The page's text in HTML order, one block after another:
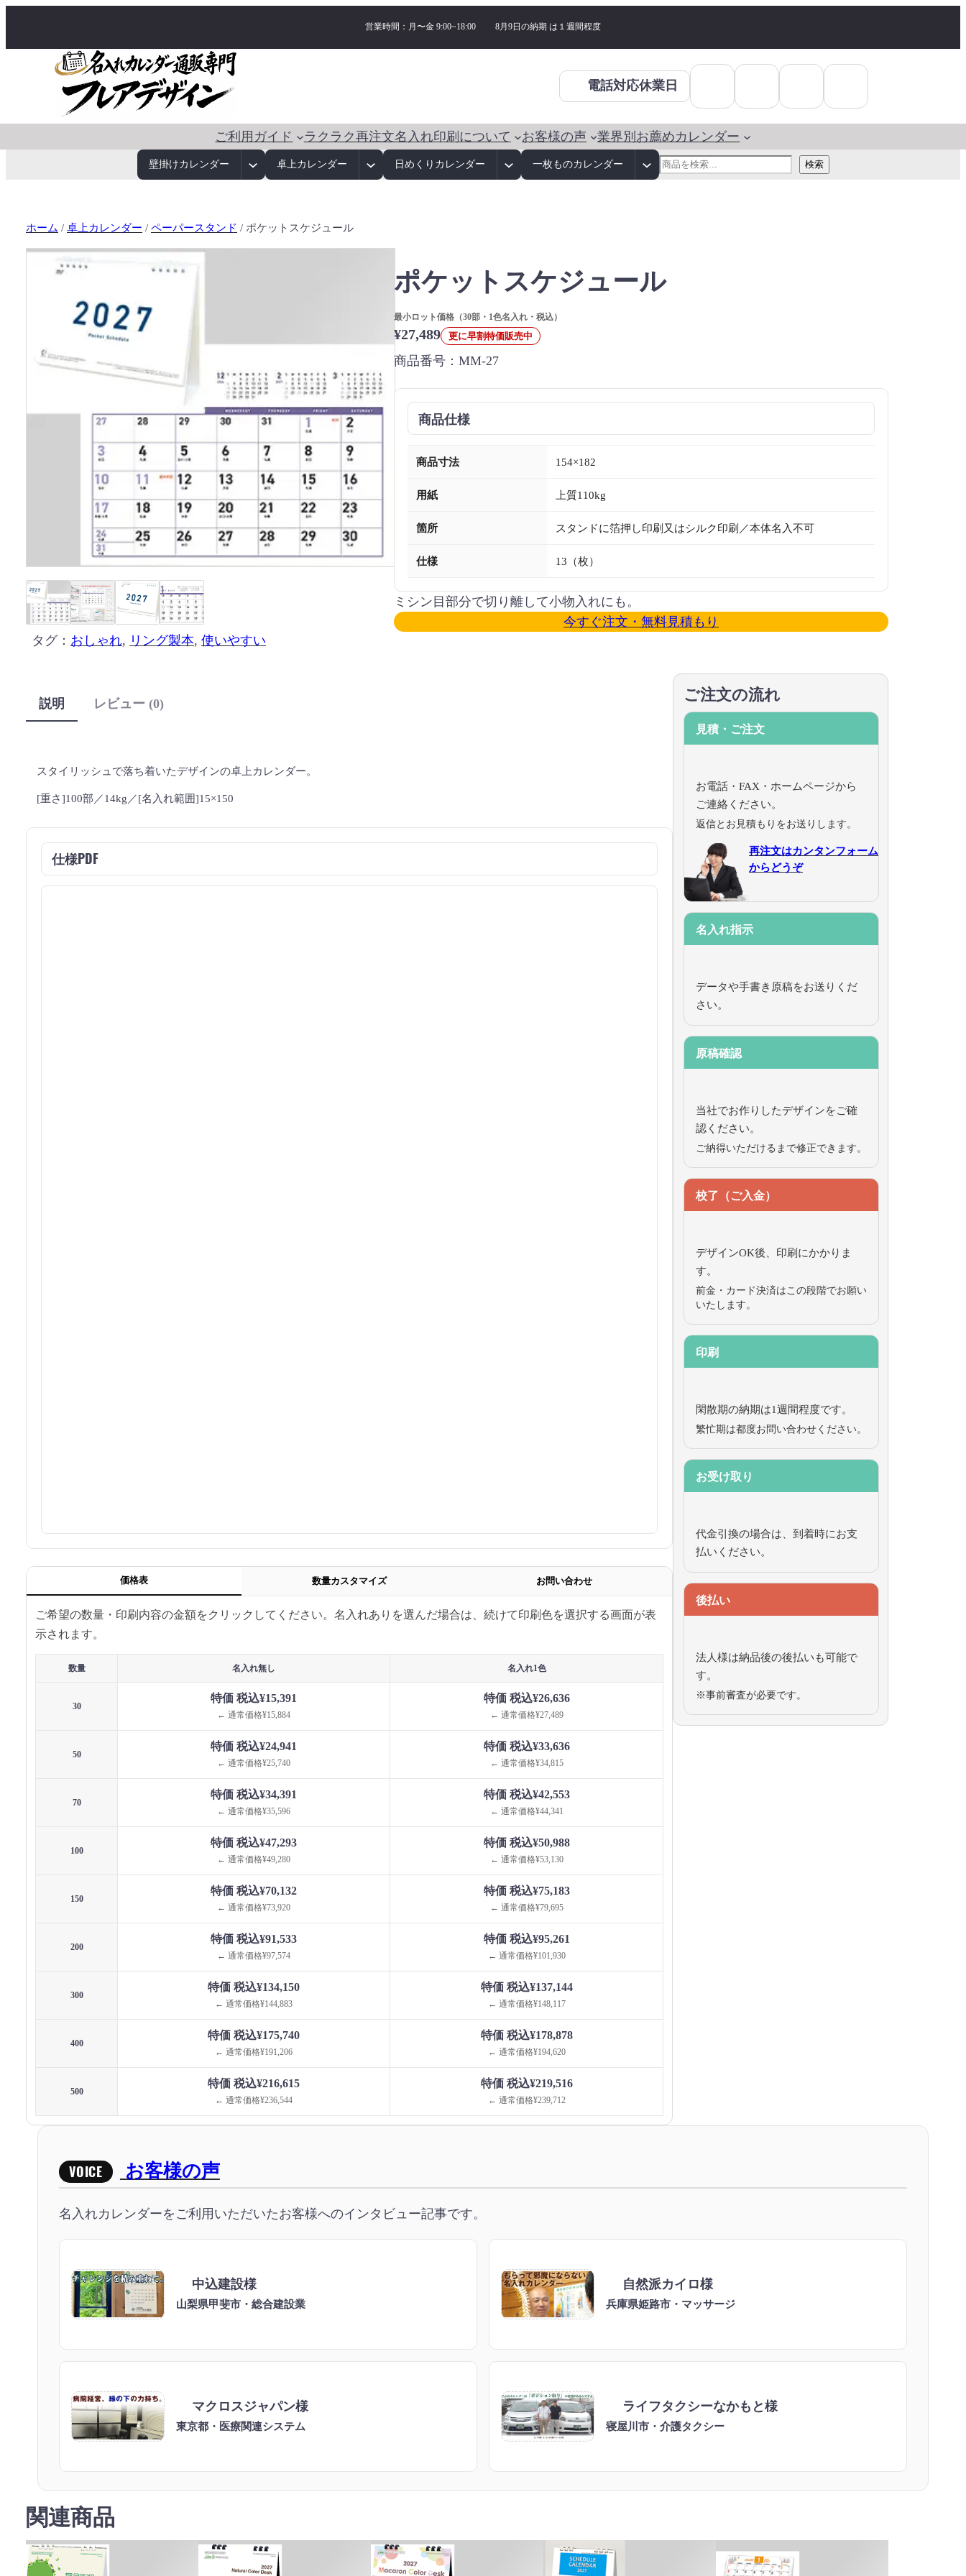
営業時間：月〜金 9:00~18:00 8月9日の納期 は １週間程度
電話対応休業日
ご利用ガイド ラクラク再注文名入れ印刷について お客様の声 業界別お薦めカレンダー
壁掛けカレンダー 卓上カレンダー 日めくりカレンダー 一枚ものカレンダー
検
検索
ホーム / 卓上カレンダー / ペーパースタンド / ポケットスケジュール
タグ： おしゃれ, リング製本, 使いやすい
ポケットスケジュール
最小ロット価格（30部・1色名入れ・税込）
¥27,489 更に早割特価販売中
商品番号： MM-27
商品仕様
商品寸法 154×182
用紙 上質110kg
箇所 スタンドに箔押し印刷又はシルク印刷／本体名入不可
仕様 13（枚）
ミシン目部分で切り離して小物入れにも。
今すぐ注文・無料見積もり
説明 レビュー (0)
スタイリッシュで落ち着いたデザインの卓上カレンダー。
[重さ]100部／14kg／[名入れ範囲]15×150
仕様PDF
価格表 数量カスタマイズ お問い合わせ
ご希望の数量・印刷内容の金額をクリックしてください。名入れありを選んだ場合は、続けて印刷色を選択する画面が表
示されます。
数量 名入れ無し 名入れ1色
30
特価 税込¥15,391
← 通常価格¥15,884
特価 税込¥26,636
← 通常価格¥27,489
50
特価 税込¥24,941
← 通常価格¥25,740
特価 税込¥33,636
← 通常価格¥34,815
70
特価 税込¥34,391
← 通常価格¥35,596
特価 税込¥42,553
← 通常価格¥44,341
100
特価 税込¥47,293
← 通常価格¥49,280
特価 税込¥50,988
← 通常価格¥53,130
150
特価 税込¥70,132
← 通常価格¥73,920
特価 税込¥75,183
← 通常価格¥79,695
200
特価 税込¥91,533
← 通常価格¥97,574
特価 税込¥95,261
← 通常価格¥101,930
300
特価 税込¥134,150
← 通常価格¥144,883
特価 税込¥137,144
← 通常価格¥148,117
400
特価 税込¥175,740
← 通常価格¥191,206
特価 税込¥178,878
← 通常価格¥194,620
500
特価 税込¥216,615
← 通常価格¥236,544
特価 税込¥219,516
← 通常価格¥239,712
ご注文の流れ
見積・ご注文
お電話・FAX・ホームページから
ご連絡ください。
返信とお見積もりをお送りします。
再注文はカンタンフォーム
からどうぞ
名入れ指示
データや手書き原稿をお送りくだ
さい。
原稿確認
当社でお作りしたデザインをご確
認ください。
ご納得いただけるまで修正できます。
校了（ご入金）
デザインOK後、印刷にかかりま
す。
前金・カード決済はこの段階でお願い
いたします。
印刷
閑散期の納期は1週間程度です。
繁忙期は都度お問い合わせください。
お受け取り
代金引換の場合は、到着時にお支
払いください。
後払い
法人様は納品後の後払いも可能で
す。
※事前審査が必要です。
VOICE お客様の声
名入れカレンダーをご利用いただいたお客様へのインタビュー記事です。
中込建設様
山梨県甲斐市・総合建設業
自然派カイロ様
兵庫県姫路市・マッサージ
マクロスジャパン様
東京都・医療関連システム
ライフタクシーなかもと様
寝屋川市・介護タクシー
関連商品